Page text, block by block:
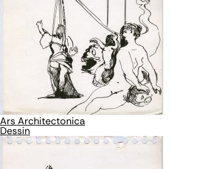
Ars Architectonica
Dessin